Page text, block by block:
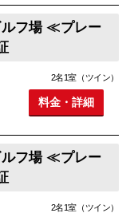
ルフ場 ≪プレー
2名1室（ツイン）
料金・詳細
ルフ場 ≪プレー
2名1室（ツイン）